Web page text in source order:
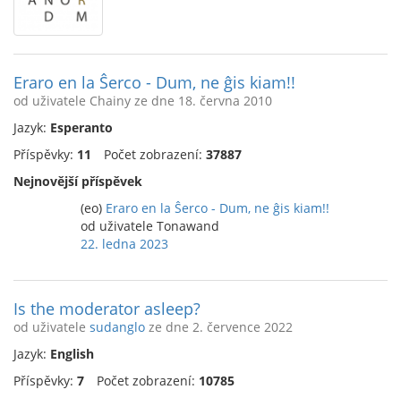
Eraro en la Ŝerco - Dum, ne ĝis kiam!!
od uživatele Chainy ze dne 18. června 2010
Jazyk: Esperanto
Příspěvky: 11 Počet zobrazení: 37887
Nejnovější příspěvek
(eo) Eraro en la Ŝerco - Dum, ne ĝis kiam!!
od uživatele Tonawand
22. ledna 2023
Is the moderator asleep?
od uživatele sudanglo ze dne 2. července 2022
Jazyk: English
Příspěvky: 7 Počet zobrazení: 10785